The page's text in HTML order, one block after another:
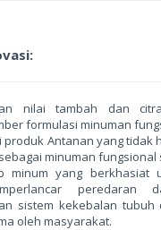
nilai tambah dan
formulasi minuman
produk Antanan yang tidak
minuman fungsional
minum yang berkhasiat
sistem kekebalan
oleh masyarakat.